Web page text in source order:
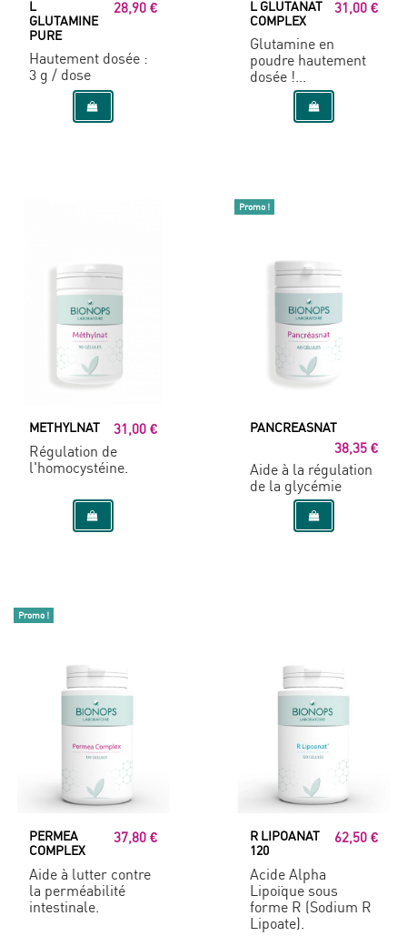
L
GLUTAMINE
PURE
28,90 €
Hautement dosée :
3 g / dose
L GLUTANAT
COMPLEX
31,00 €
Glutamine en
poudre hautement
dosée !...
METHYLNAT
31,00 €
Régulation de
l'homocystéine.
Promo !
PANCREASNAT
38,35 €
Aide à la régulation
de la glycémie
Promo !
PERMEA
COMPLEX
37,80 €
Aide à lutter contre
la perméabilité
intestinale.
R LIPOANAT
120
62,50 €
Acide Alpha
Lipoïque sous
forme R (Sodium R
Lipoate).